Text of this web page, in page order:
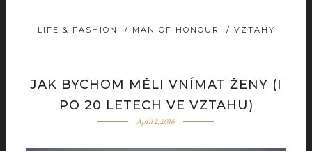
LIFE & FASHION / MAN OF HONOUR / VZTAHY
JAK BYCHOM MĚLI VNÍMAT ŽENY (I
PO 20 LETECH VE VZTAHU)
April 2, 2016